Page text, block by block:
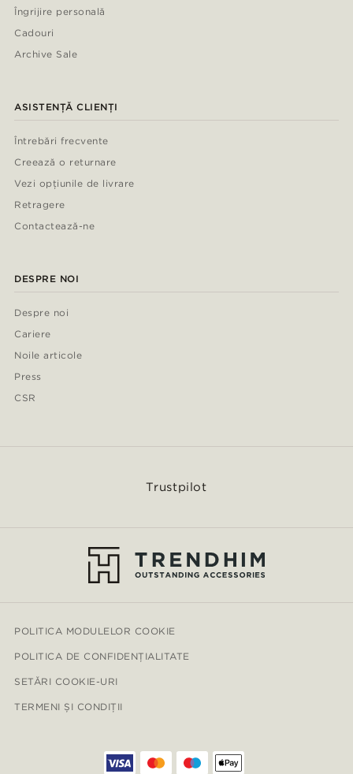
Îngrijire personală
Cadouri
Archive Sale
ASISTENȚĂ CLIENȚI
Întrebări frecvente
Creează o returnare
Vezi opțiunile de livrare
Retragere
Contactează-ne
DESPRE NOI
Despre noi
Cariere
Noile articole
Press
CSR
Trustpilot
POLITICA MODULELOR COOKIE
POLITICA DE CONFIDENȚIALITATE
SETĂRI COOKIE-URI
TERMENI ȘI CONDIȚII